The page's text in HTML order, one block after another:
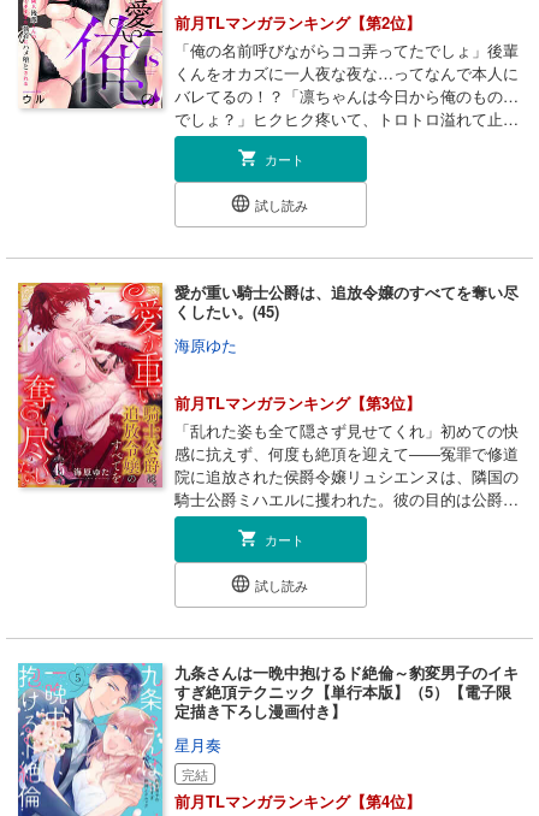
ゼは、「エルデンがレネーゼの護衛騎士を辞め
る」という話を偶然にも耳にしてしまう。 惚れ
薬の効果が薄まってきていると考えたレネーゼ
は、忘れ薬を使って彼の元を去ることを決意す
る…。 溺愛と執着が止まらない！ すれ違い異
世界TL第4巻!!
前月TLマンガランキング【第2位】
「俺の名前呼びながらココ弄ってたでしょ」後輩
くんをオカズに一人夜な夜な…ってなんで本人に
バレてるの！？「凛ちゃんは今日から俺のもの…
でしょ？」ヒクヒク疼いて、トロトロ溢れて止ま
らないアソコを彼の舌が這いまわり…容赦を知ら
ない執着愛が、あたしを快楽へ堕としていく―
―！！処女歴26年の加賀屋凛（かがやりん）は、
自分磨きを欠かさず毎回気合いを入れてデートへ
臨むも、なぜか交際相手と長く続かない。今回も
フラれて落ち込み状態の最中、新入社員・橘大和
（たちばなやまと）の教育係を任される。顔とス
タイルが完璧な彼は、性格も素直で可愛くて…傷
心状態の凛を癒してくれるも、大和にはある秘密
があり――。
カート
試し読み
愛が重い騎士公爵は、追放令嬢のすべてを奪い尽
くしたい。(45)
海原ゆた
前月TLマンガランキング【第3位】
「乱れた姿も全て隠さず見せてくれ」初めての快
感に抗えず、何度も絶頂を迎えて――冤罪で修道
院に追放された侯爵令嬢リュシエンヌは、隣国の
騎士公爵ミハエルに攫われた。彼の目的は公爵と
して、教養のある妻を迎えること。密かに恋して
いた相手から契約結婚を求められ、二つ返事で受
け入れたら「これであなたは俺のものだ。誰にも
渡さない」と迫られて…!? 熱を孕んだ眼差しで
見つめられ、閉じ込めるように逞しい腕にかき抱
かれたら、愛されていると勘違いしてしまいそ
ぐしょに濡れてしまうくらい翻弄されて――初恋
を拗らせた騎士公爵×純真無垢な箱入り令嬢の溺
愛ラブロマンス★
カート
試し読み
九条さんは一晩中抱けるド絶倫～豹変男子のイキ
すぎ絶頂テクニック【単行本版】（5）【電子限
定描き下ろし漫画付き】
星月奏
完結
前月TLマンガランキング【第4位】